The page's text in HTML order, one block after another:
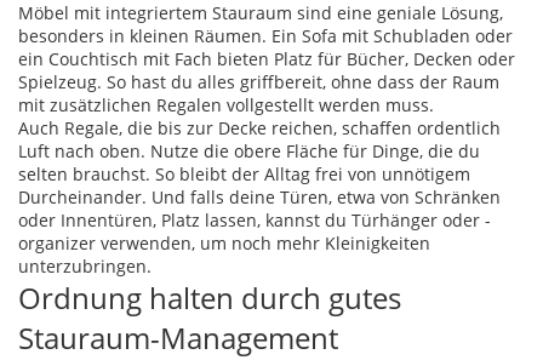
Möbel mit integriertem Stauraum sind eine geniale Lösung,
besonders in kleinen Räumen. Ein Sofa mit Schubladen oder
ein Couchtisch mit Fach bieten Platz für Bücher, Decken oder
Spielzeug. So hast du alles griffbereit, ohne dass der Raum
mit zusätzlichen Regalen vollgestellt werden muss.
Auch Regale, die bis zur Decke reichen, schaffen ordentlich
Luft nach oben. Nutze die obere Fläche für Dinge, die du
selten brauchst. So bleibt der Alltag frei von unnötigem
Durcheinander. Und falls deine Türen, etwa von Schränken
oder Innentüren, Platz lassen, kannst du Türhänger oder -
organizer verwenden, um noch mehr Kleinigkeiten
unterzubringen.
Ordnung halten durch gutes
Stauraum-Management